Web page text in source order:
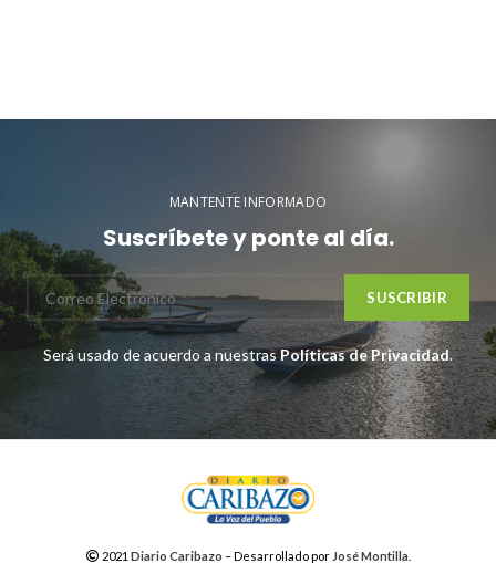
MANTENTE INFORMADO
Suscríbete y ponte al día.
Será usado de acuerdo a nuestrasPolíticas de Privacidad.
2021 Diario Caribazo – Desarrollado por José Montilla